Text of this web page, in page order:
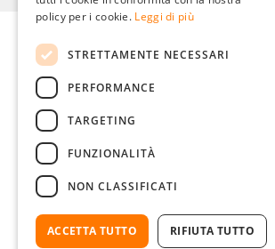
policy per i cookie. Leggi di più
STRETTAMENTE NECESSARI
PERFORMANCE
TARGETING
FUNZIONALITÀ
NON CLASSIFICATI
ACCETTA TUTTO RIFIUTA TUTTO